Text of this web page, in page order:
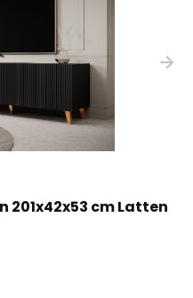
201x42x53 cm Latten